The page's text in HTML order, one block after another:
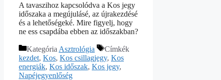
A tavaszihoz kapcsolódva a Kos jegy
időszaka a megújulásé, az újrakezdésé
és a lehetőségeké. Mire figyelj, hogy
ne ess csapdába ebben az időszakban?
Kategória Asztrológia
Címkék
kezdet, Kos, Kos csillagjegy, Kos
energiák, Kos időszak, Kos jegy,
Napéjegyenlőség